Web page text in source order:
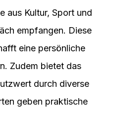
aus Kultur, Sport und
empfangen. Diese
eine persönliche
Zudem bietet das
durch diverse
geben praktische